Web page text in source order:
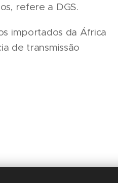
refere a DGS.
importados da África
de transmissão